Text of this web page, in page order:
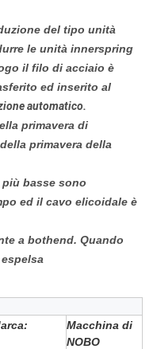
del tipo unità
le unità innerspring
il filo di acciaio è
ed inserito al
automatico.
primavera di
primavera della
basse sono
ed il cavo elicoidale è
a bothend. Quando
Macchina di
NOBO